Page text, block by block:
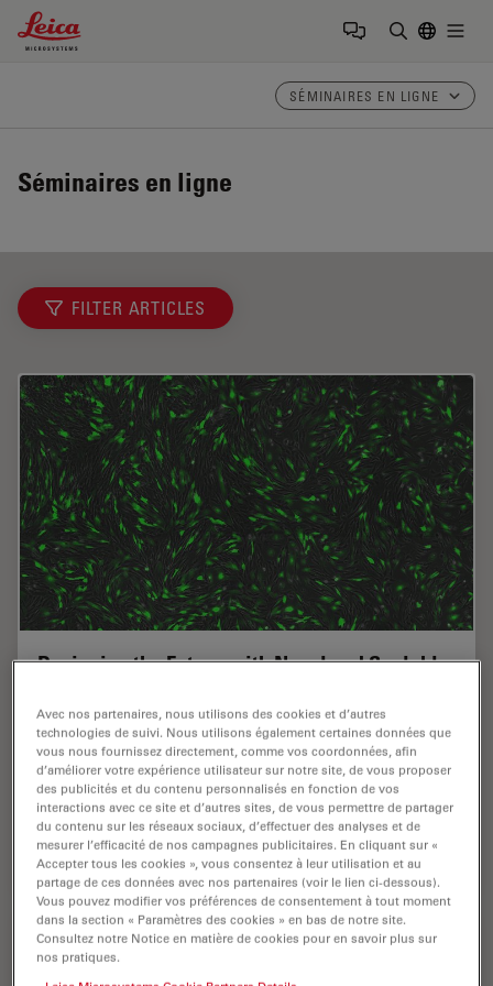
Leica Microsystems Logo
SÉMINAIRES EN LIGNE
Séminaires en ligne
FILTER ARTICLES
Designing the Future with Novel and Scalable
Visionary biotech start-up Uncommon Bio is tackling
one of the world’s biggest health challenges: food
sustainability. In this webinar, Stem Cell Scientist
Samuel East shows how they make stem cell…
Mar 11, 2025 Webinaire Imagerie 3D
Avec nos partenaires, nous utilisons des cookies et d’autres
technologies de suivi. Nous utilisons également certaines données que
vous nous fournissez directement, comme vos coordonnées, afin
d’améliorer votre expérience utilisateur sur notre site, de vous proposer
des publicités et du contenu personnalisés en fonction de vos
interactions avec ce site et d’autres sites, de vous permettre de partager
du contenu sur les réseaux sociaux, d’effectuer des analyses et de
mesurer l’efficacité de nos campagnes publicitaires. En cliquant sur «
Accepter tous les cookies », vous consentez à leur utilisation et au
partage de ces données avec nos partenaires (voir le lien ci-dessous).
Vous pouvez modifier vos préférences de consentement à tout moment
dans la section « Paramètres des cookies » en bas de notre site.
Consultez notre Notice en matière de cookies pour en savoir plus sur
nos pratiques.